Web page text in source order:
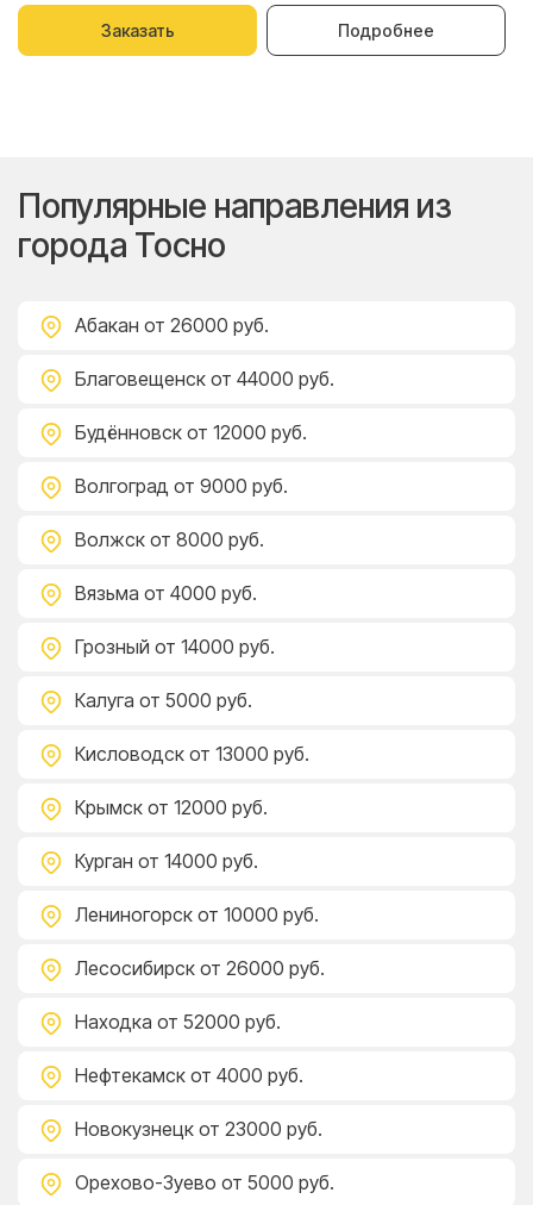
Заказать Подробнее
Популярные направления из
города Тосно
Абакан от 26000 руб.
Благовещенск от 44000 руб.
Будённовск от 12000 руб.
Волгоград от 9000 руб.
Волжск от 8000 руб.
Вязьма от 4000 руб.
Грозный от 14000 руб.
Калуга от 5000 руб.
Кисловодск от 13000 руб.
Крымск от 12000 руб.
Курган от 14000 руб.
Лениногорск от 10000 руб.
Лесосибирск от 26000 руб.
Находка от 52000 руб.
Нефтекамск от 4000 руб.
Новокузнецк от 23000 руб.
Орехово-Зуево от 5000 руб.